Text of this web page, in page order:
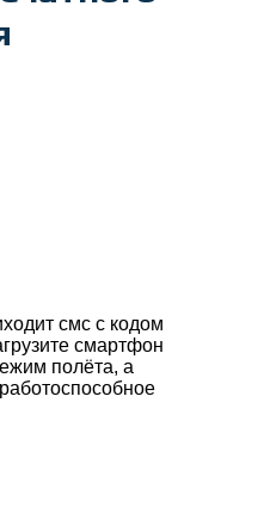
смс с кодом
смартфон
полёта, а